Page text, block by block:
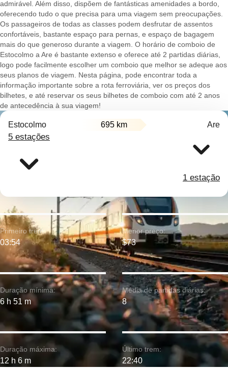
admirável. Além disso, dispõem de fantásticas amenidades a bordo,
oferecendo tudo o que precisa para uma viagem sem preocupações.
Os passageiros de todas as classes podem desfrutar de assentos
confortáveis, bastante espaço para pernas, e espaço de bagagem
mais do que generoso durante a viagem. O horário de comboio de
Estocolmo a Are é bastante extenso e oferece até 2 partidas diárias,
logo pode facilmente escolher um comboio que melhor se adeque aos
seus planos de viagem. Nesta página, pode encontrar toda a
informação importante sobre a rota ferroviária, ver os preços dos
bilhetes, e até reservar os seus bilhetes de comboio com até 2 anos
de antecedência à sua viagem!
Estocolmo 695 km Are
5 estações
1 estação
Duração mínima:
6 h 51 m
Primeiro trem:
03:54
Duração máxima:
12 h 6 m
Menor preço:
$73
Média de partidas diárias:
8
Último trem:
22:40